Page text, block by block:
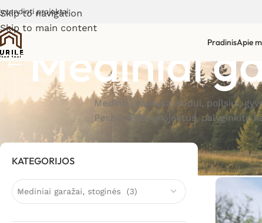
Skip to navigation
Skip to main content
projektai
PradinisApie
Mediniai
Mediniai namukai sodui, poilsiui,
Peržiūrėkite projektus, palyginkite
KATEGORIJOS
Mediniai garažai, stoginės (3)